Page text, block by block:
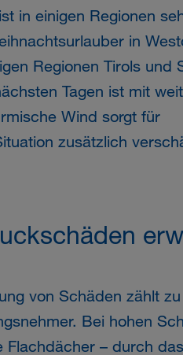
in einigen Regionen
in
Regionen Tirols und
Tagen ist mit
Wind sorgt für
zusätzlich
von Schäden zählt
Bei hohen
Flachdächer – durch